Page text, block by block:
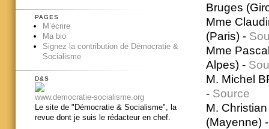
Bruges
Mme
(Paris) -
Mme
Alpes) -
M. Michel
- Source
M.
(Mayenne)
PAGES
M’écrire
Ma bio
Signez la contribution de Démocratie &
Socialisme
D&S
www.democratie-socialisme.org
Le site de "Démocratie & Socialisme", la
revue dont je suis le rédacteur en chef.